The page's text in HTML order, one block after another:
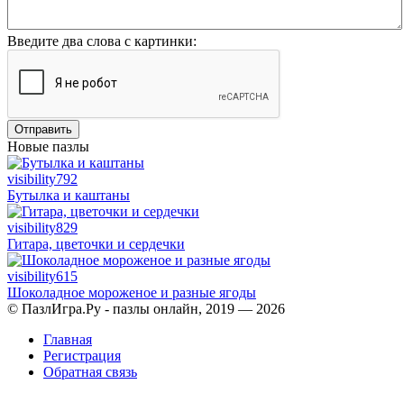
Введите два слова с картинки:
Отправить
Новые пазлы
visibility792
Бутылка и каштаны
visibility829
Гитара, цветочки и сердечки
visibility615
Шоколадное мороженое и разные ягоды
© ПазлИгра.Ру - пазлы онлайн, 2019 — 2026
Главная
Регистрация
Обратная связь